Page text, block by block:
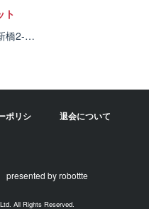
ト
橋2-…
ポリシ
退会について
presented by robottte
All Rights Reserved.